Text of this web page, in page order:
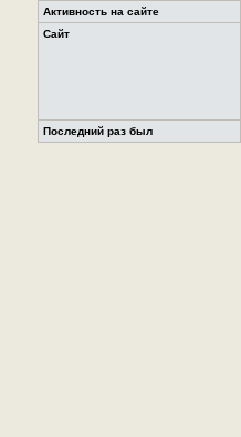
Активность на сайте
Сайт
Последний раз был